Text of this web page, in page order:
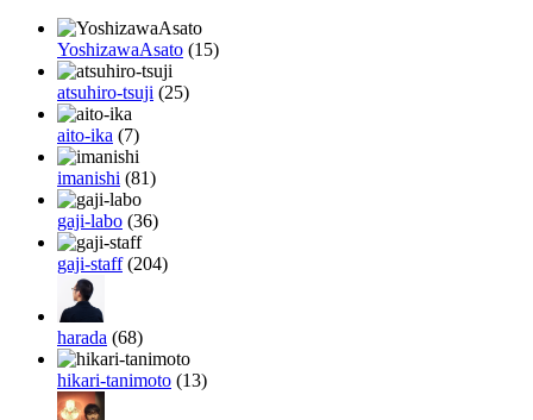
YoshizawaAsato (15)
atsuhiro-tsuji (25)
aito-ika (7)
imanishi (81)
gaji-labo (36)
gaji-staff(204)
harada (68)
hikari-tanimoto (13)